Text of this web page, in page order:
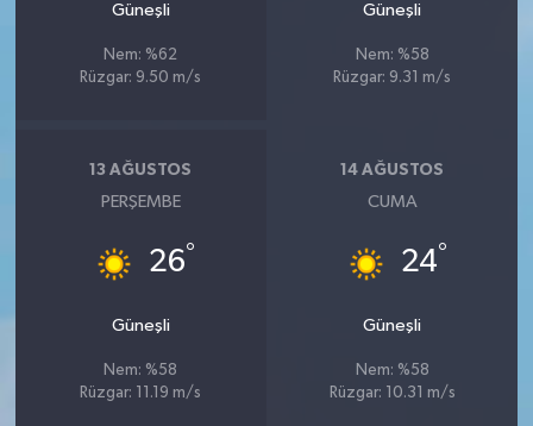
Güneşli
Nem: %62
Rüzgar: 9.50 m/s
Güneşli
Nem: %58
Rüzgar: 9.31 m/s
13 AĞUSTOS
PERŞEMBE
26°
Güneşli
Nem: %58
Rüzgar: 11.19 m/s
14 AĞUSTOS
CUMA
24°
Güneşli
Nem: %58
Rüzgar: 10.31 m/s